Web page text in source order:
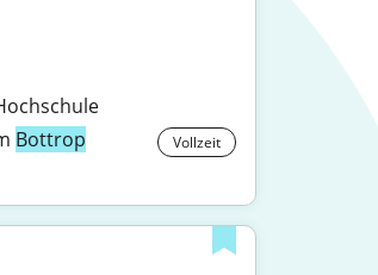
Bottrop Vollzeit